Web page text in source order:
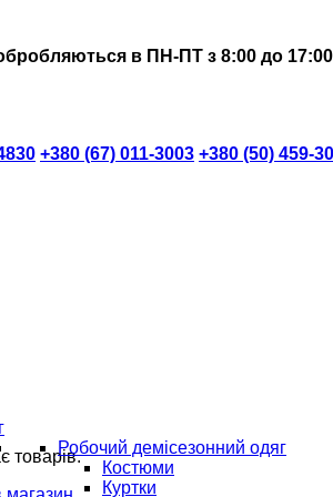
в ПН-ПТ з 8:00 до
+380 (67) 011-3003 +380 (50) 459-
товарів.Робочий демісезонний одяг
Костюми
Куртки